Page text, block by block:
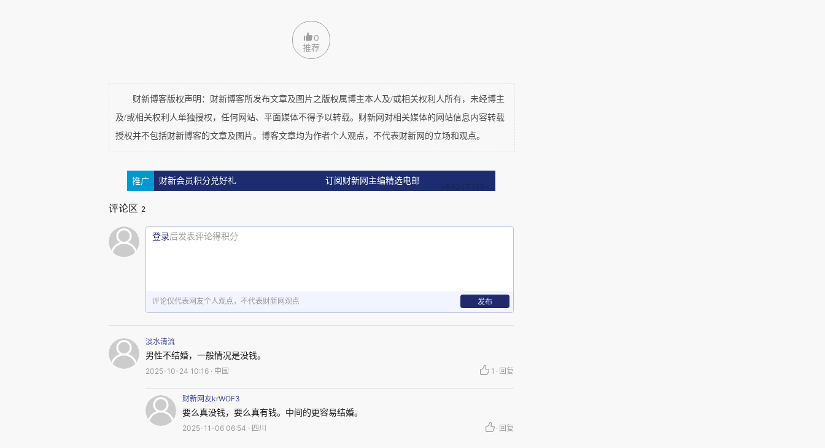
2017年减少167 万人
2018年减少148 万人
2021年减少71 万人
2023年增加142 万人
2024年减少277 万人
2024年初婚人数比上一年减少277 万人，是近十年初婚人数减量最大的一年。
2014-2024年初婚人数增幅或降幅如下：
0
推荐
财新博客版权声明：财新博客所发布文章及图片之版权属博主本人及/或相关权利人所有，未经博主
及/或相关权利人单独授权，任何网站、平面媒体不得予以转载。财新网对相关媒体的网站信息内容转载
授权并不包括财新博客的文章及图片。博客文章均为作者个人观点，不代表财新网的立场和观点。
推广 财新会员积分兑好礼 订阅财新网主编精选电邮
评论区 2
登录后发表评论得积分
评论仅代表网友个人观点，不代表财新网观点 发布
淡水清流
男性不结婚，一般情况是没钱。
2025-10-24 10:16 · 中国 1 · 回复
财新网友krWOF3
要么真没钱，要么真有钱。中间的更容易结婚。
2025-11-06 06:54 · 四川 · 回复